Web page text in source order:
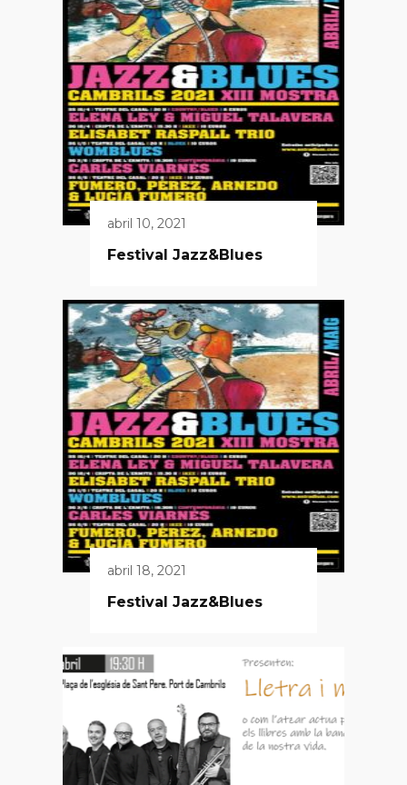
abril 10, 2021
Festival Jazz&Blues
abril 18, 2021
Festival Jazz&Blues